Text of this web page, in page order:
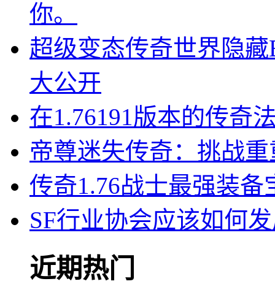
你。
超级变态传奇世界隐
大公开
在1.76191版本的传奇
帝尊迷失传奇：挑战
传奇1.76战士最强装
SF行业协会应该如何
近期热门